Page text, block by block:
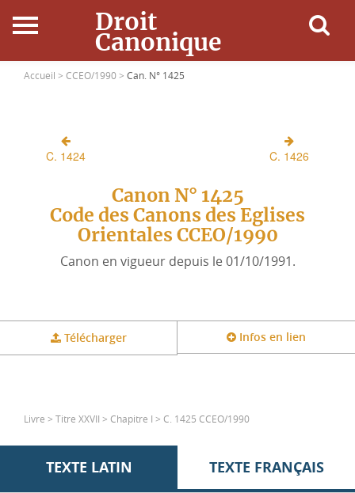
Droit
Canonique
Accueil
Ressources
Connexion
Accueil > CCEO/1990 > Can. N° 1425
C. 1424 C. 1426
Canon N° 1425
Code des Canons des Eglises
Orientales CCEO/1990
Canon en vigueur depuis le 01/10/1991.
Télécharger Infos en lien
Livre > Titre XXVII > Chapitre I > C. 1425 CCEO/1990
TEXTE LATIN TEXTE FRANÇAIS